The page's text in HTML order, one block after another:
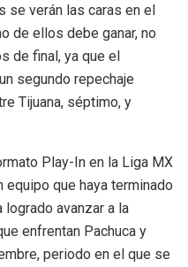
se verán las caras en el
de ellos debe ganar, no
de final, ya que el
segundo repechaje
Tijuana, séptimo, y
Play-In en la Liga MX
equipo que haya terminado
avanzar a la
enfrentan Pachuca y
periodo en el que se